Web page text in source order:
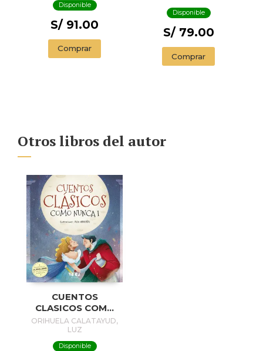
Disponible
S/ 91.00
Comprar
Disponible
S/ 79.00
Comprar
Otros libros del autor
CUENTOS
CLASICOS COMO
NUNCA I
ORIHUELA CALATAYUD,
LUZ
Disponible